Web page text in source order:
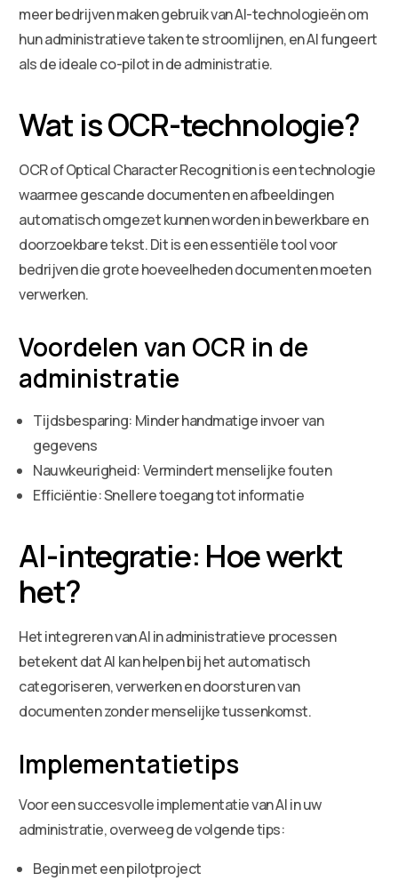
meer bedrijven maken gebruik van AI-technologieën om
hun administratieve taken te stroomlijnen, en AI fungeert
als de ideale co-pilot in de administratie.
Wat is OCR-technologie?
OCR of Optical Character Recognition is een technologie
waarmee gescande documenten en afbeeldingen
automatisch omgezet kunnen worden in bewerkbare en
doorzoekbare tekst. Dit is een essentiële tool voor
bedrijven die grote hoeveelheden documenten moeten
verwerken.
Voordelen van OCR in de
administratie
Tijdsbesparing: Minder handmatige invoer van
gegevens
Nauwkeurigheid: Vermindert menselijke fouten
Efficiëntie: Snellere toegang tot informatie
AI-integratie: Hoe werkt
het?
Het integreren van AI in administratieve processen
betekent dat AI kan helpen bij het automatisch
categoriseren, verwerken en doorsturen van
documenten zonder menselijke tussenkomst.
Implementatietips
Voor een succesvolle implementatie van AI in uw
administratie, overweeg de volgende tips:
Begin met een pilotproject